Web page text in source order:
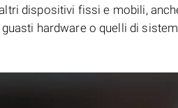
dispositivi fissi e mobili,
hardware o quelli di